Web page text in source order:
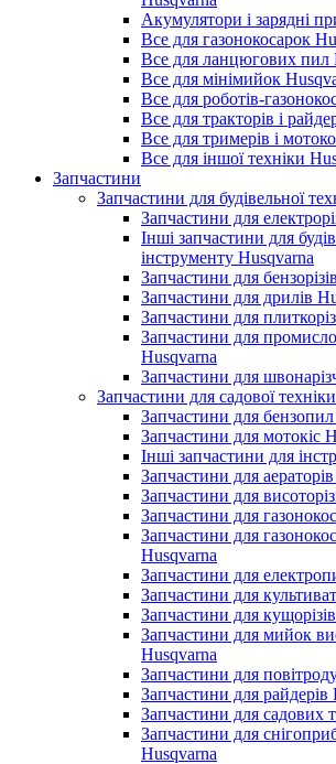
Акумулятори і зарядні
Все для газонокосарок
Все для ланцюгових пил
Все для мінімийок
Все для роботів-
Все для тракторів і
Все для тримерів і
Все для іншої техніки
Запчастини
Запчастини для будівельної
Запчастини для
Інші запчастини для
інструменту Husqvarna
Запчастини для
Запчастини для дрилів
Запчастини для
Запчастини для
Husqvarna
Запчастини для
Запчастини для садової
Запчастини для
Запчастини для мотокіс
Інші запчастини для
Запчастини для
Запчастини для
Запчастини для
Запчастини для
Husqvarna
Запчастини для
Запчастини для
Запчастини для
Запчастини для мийок
Husqvarna
Запчастини для
Запчастини для райдерів
Запчастини для садових
Запчастини для
Husqvarna